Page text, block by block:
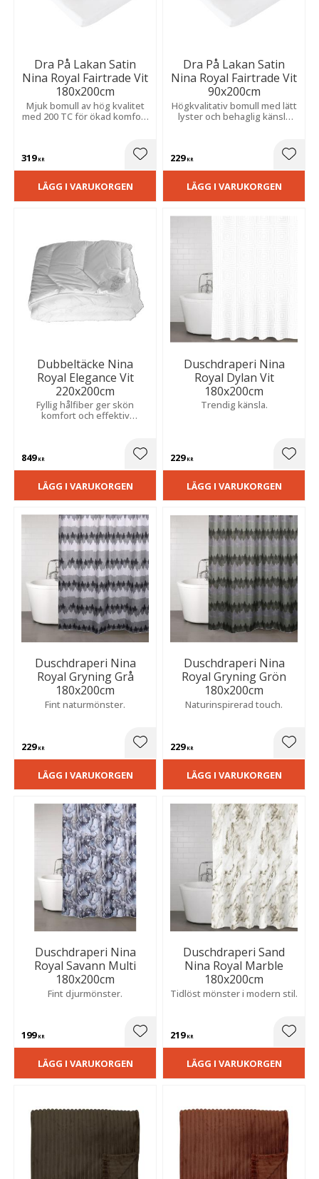
Dra På Lakan Satin
Nina Royal Fairtrade Vit
180x200cm
Mjuk bomull av hög kvalitet
med 200 TC för ökad komfort
319KR Lägg till i favoriter
LÄGG I VARUKORGEN
Dra På Lakan Satin
Nina Royal Fairtrade Vit
90x200cm
Högkvalitativ bomull med lätt
lyster och behaglig känsla
229KR
LÄGG I VARUKORGEN
Dubbeltäcke Nina
Royal Elegance Vit
220x200cm
Fyllig hålfiber ger skön
komfort och effektiv
val för en fräsch sovmiljö.
849KR Lägg till i favoriter
LÄGG I VARUKORGEN
Duschdraperi Nina
Royal Dylan Vit
180x200cm
Trendig känsla.
229KR
LÄGG I VARUKORGEN
Duschdraperi Nina
Royal Gryning Grå
180x200cm
Fint naturmönster.
229KR Lägg till i favoriter
LÄGG I VARUKORGEN
Duschdraperi Nina
Royal Gryning Grön
180x200cm
Naturinspirerad touch.
229KR
LÄGG I VARUKORGEN
Duschdraperi Nina
Royal Savann Multi
180x200cm
Fint djurmönster.
199KR Lägg till i favoriter
LÄGG I VARUKORGEN
Duschdraperi Sand
Nina Royal Marble
180x200cm
Tidlöst mönster i modern stil.
219KR
LÄGG I VARUKORGEN